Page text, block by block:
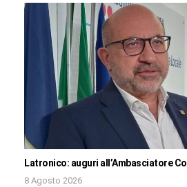
Latronico: auguri all’Ambasciatore
8 Agosto 2026